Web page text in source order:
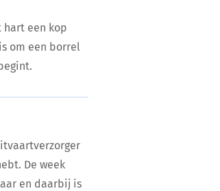
hart een kop
om een borrel
De week
en daarbij is